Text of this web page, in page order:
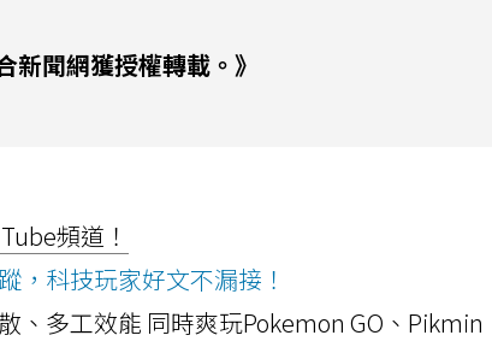
新聞網獲授權轉載。》
頻道！
，科技玩家好文不漏接！
、多工效能 同時爽玩Pokemon GO、Pikmin